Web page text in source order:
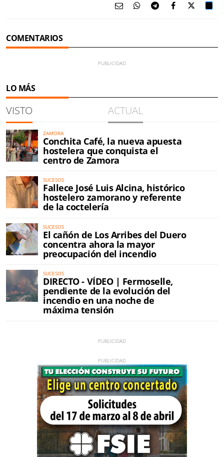
COMENTARIOS
LO MÁS
VISTO ACTUAL
ZAMORA
Conchita Café, la nueva apuesta
hostelera que conquista el
centro de Zamora
SUCESOS
Fallece José Luis Alcina, histórico
hostelero zamorano y referente
de la coctelería
SUCESOS
El cañón de Los Arribes del Duero
concentra ahora la mayor
preocupación del incendio
SUCESOS
DIRECTO - VÍDEO | Fermoselle,
pendiente de la evolución del
incendio en una noche de
máxima tensión